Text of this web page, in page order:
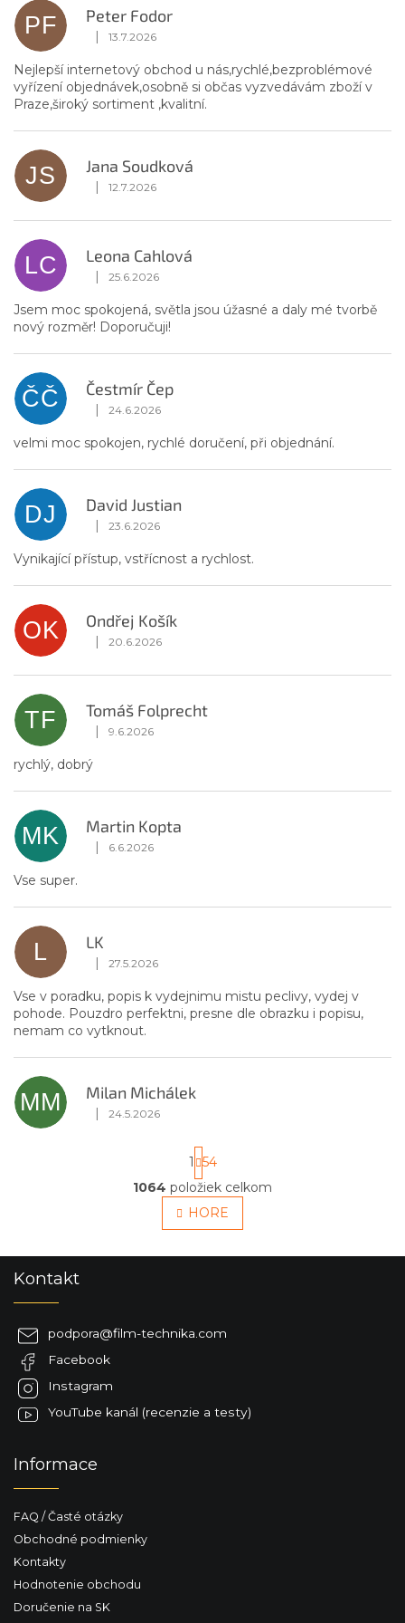
PF Peter Fodor
Hodnotenie obchodu je 5 z 5 hviezdičiek.
13.7.2026
Nejlepší internetový obchod u nás,rychlé,bezproblémové
vyřízení objednávek,osobně si občas vyzvedávám zboží v
Praze,široký sortiment ,kvalitní.
JS Jana Soudková
Hodnotenie obchodu je 5 z 5 hviezdičiek.
12.7.2026
LC Leona Cahlová
Hodnotenie obchodu je 5 z 5 hviezdičiek.
25.6.2026
Jsem moc spokojená, světla jsou úžasné a daly mé tvorbě
nový rozměr! Doporučuji!
ČČ Čestmír Čep
Hodnotenie obchodu je 5 z 5 hviezdičiek.
24.6.2026
velmi moc spokojen, rychlé doručení, při objednání.
DJ David Justian
Hodnotenie obchodu je 5 z 5 hviezdičiek.
23.6.2026
Vynikající přístup, vstřícnost a rychlost.
OK Ondřej Košík
Hodnotenie obchodu je 5 z 5 hviezdičiek.
20.6.2026
TF Tomáš Folprecht
Hodnotenie obchodu je 5 z 5 hviezdičiek.
9.6.2026
rychlý, dobrý
MK Martin Kopta
Hodnotenie obchodu je 5 z 5 hviezdičiek.
6.6.2026
Vse super.
L LK
Hodnotenie obchodu je 5 z 5 hviezdičiek.
27.5.2026
Vse v poradku, popis k vydejnimu mistu peclivy, vydej v
pohode. Pouzdro perfektni, presne dle obrazku i popisu,
nemam co vytknout.
MM Milan Michálek
Hodnotenie obchodu je 5 z 5 hviezdičiek.
24.5.2026
O
v
l
e
y
S
t
r
á
n
k
v
1
54
1064 položiek celkom
HORE
Kontakt
podpora@film-technika.com
Facebook
Instagram
YouTube kanál (recenzie a testy)
Informace
FAQ / Časté otázky
Obchodné podmienky
Kontakty
Hodnotenie obchodu
Doručenie na SK